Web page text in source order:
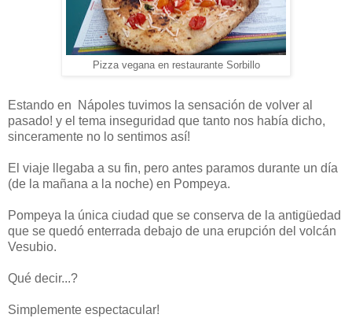
Pizza vegana en restaurante Sorbillo
Estando en Nápoles tuvimos la sensación de volver al
pasado! y el tema inseguridad que tanto nos había dicho,
sinceramente no lo sentimos así!
El viaje llegaba a su fin, pero antes paramos durante un día
(de la mañana a la noche) en Pompeya.
Pompeya la única ciudad que se conserva de la antigüedad
que se quedó enterrada debajo de una erupción del volcán
Vesubio.
Qué decir...?
Simplemente espectacular!